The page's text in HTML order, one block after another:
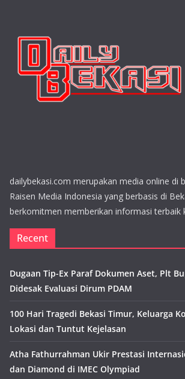
dailybekasi.com merupakan media online di
Raisen Media Indonesia yang berbasis di
berkomitmen memberikan informasi terbaik
Recent
Dugaan Tip-Ex Paraf Dokumen Aset, Plt
Didesak Evaluasi Dirum PDAM
100 Hari Tragedi Bekasi Timur, Keluarga
Lokasi dan Tuntut Kejelasan
Atha Fathurrahman Ukir Prestasi
dan Diamond di IMEC Olympiad